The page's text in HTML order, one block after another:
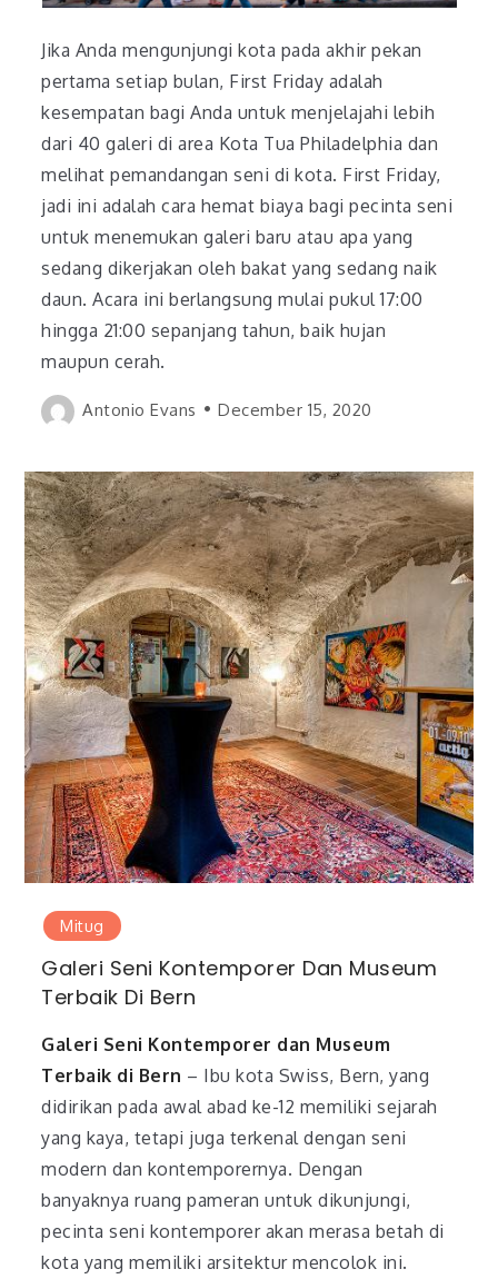
Jika Anda mengunjungi kota pada akhir pekan
pertama setiap bulan, First Friday adalah
kesempatan bagi Anda untuk menjelajahi lebih
dari 40 galeri di area Kota Tua Philadelphia dan
melihat pemandangan seni di kota. First Friday,
jadi ini adalah cara hemat biaya bagi pecinta seni
untuk menemukan galeri baru atau apa yang
sedang dikerjakan oleh bakat yang sedang naik
daun. Acara ini berlangsung mulai pukul 17:00
hingga 21:00 sepanjang tahun, baik hujan
maupun cerah.
Antonio Evans December 15, 2020
Mitug
Galeri Seni Kontemporer Dan Museum
Terbaik Di Bern
Galeri Seni Kontemporer dan Museum
Terbaik di Bern – Ibu kota Swiss, Bern, yang
didirikan pada awal abad ke-12 memiliki sejarah
yang kaya, tetapi juga terkenal dengan seni
modern dan kontemporernya. Dengan
banyaknya ruang pameran untuk dikunjungi,
pecinta seni kontemporer akan merasa betah di
kota yang memiliki arsitektur mencolok ini.